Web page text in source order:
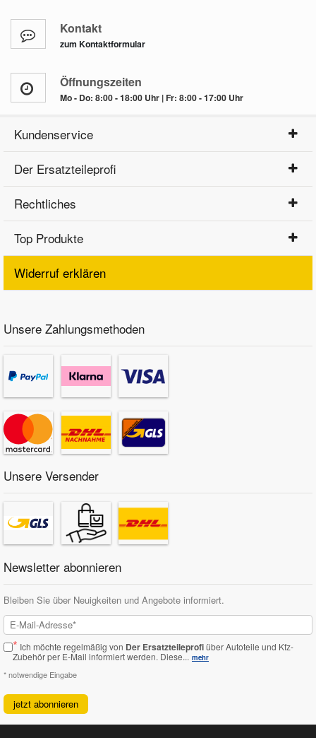
Kontakt
zum Kontaktformular
Öffnungszeiten
Mo - Do: 8:00 - 18:00 Uhr | Fr: 8:00 - 17:00 Uhr
Kundenservice
Der Ersatzteileprofi
Rechtliches
Top Produkte
Widerruf erklären
Unsere Zahlungsmethoden
Unsere Versender
Newsletter abonnieren
Bleiben Sie über Neuigkeiten und Angebote informiert.
* Ich möchte regelmäßig von Der Ersatzteileprofiüber Autoteile und Kfz-
Zubehör per E-Mail informiert werden. Diese... mehr
* notwendige Eingabe
jetzt abonnieren